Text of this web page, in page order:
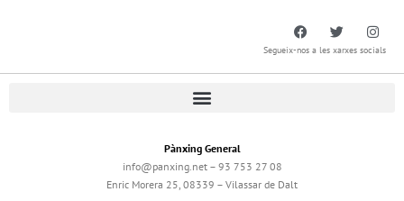
Segueix-nos a les xarxes socials
Pànxing General
info@panxing.net – 93 753 27 08
Enric Morera 25, 08339 – Vilassar de Dalt